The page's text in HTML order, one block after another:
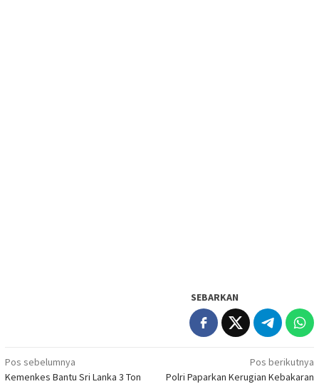
SEBARKAN
Navigasi
Pos sebelumnya
Kemenkes Bantu Sri Lanka 3 Ton
Pos berikutnya
Polri Paparkan Kerugian Kebakaran